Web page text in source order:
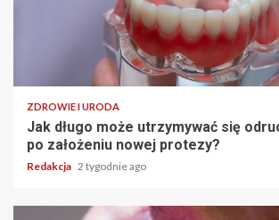
ZDROWIE I URODA
Jak długo może utrzymywać się
po założeniu nowej protezy?
Redakcja 2 tygodnie ago